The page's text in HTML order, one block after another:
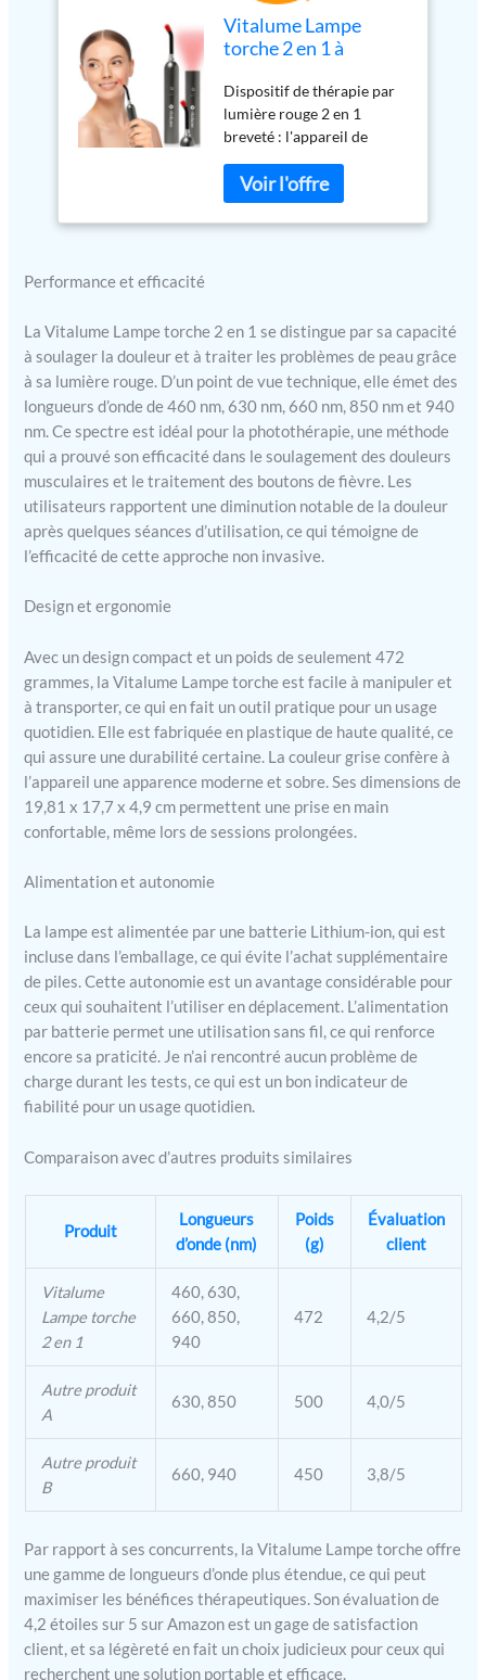
Vitalume Lampe
torche 2 en 1 à
soulager la douleur,
les boutons de fièvre
et la peau, 460 nm,
630 nm, 660 nm, 850
nm, 940 nm, portable,
pour soulager les
douleurs
Dispositif de thérapie par
lumière rouge 2 en 1
breveté : l'appareil de
infrarouge Vitalume offre
un soulagement ciblé de la
douleur, un traitement des
infrarouge (NIR) à la peau
Technologie avancée multi-
longueurs d'onde : cette
thérapie par lumière
infrarouge couvre un large
spectre de luminothérapie.
Équipée de cinq LED, la
lumière bleue de 460 nm
cible les problèmes de
surface tandis que les
Soulagement polyvalent de
la douleur : cette thérapie
par lumière rouge pour
soulager la douleur aide à
cibler les douleurs
chroniques dans les
muscles et les articulations
et la raideur dans des zones
telles que vos épaules,
pour les athlètes et les
personnes souffrant de
douleurs chroniques
Portable et rechargeable :
cette baguette de thérapie
par lumière rouge portable
est parfaite pour une
utilisation à la maison ou
en déplacement ; elle
rechargeable longue durée
minutes par charge, pour
des sessions
ininterrompues Sûr et non
thérapie par lumière non
invasive sans aucun effet
voyage zippé, des lunettes
utilisation facile en
déplacement, et un manuel
; Vitalume est fièrement
Performance et efficacité
La Vitalume Lampe torche 2 en 1 se distingue par sa capacité
à soulager la douleur et à traiter les problèmes de peau grâce
à sa lumière rouge. D’un point de vue technique, elle émet des
longueurs d’onde de 460 nm, 630 nm, 660 nm, 850 nm et 940
nm. Ce spectre est idéal pour la photothérapie, une méthode
qui a prouvé son efficacité dans le soulagement des douleurs
musculaires et le traitement des boutons de fièvre. Les
utilisateurs rapportent une diminution notable de la douleur
après quelques séances d’utilisation, ce qui témoigne de
l’efficacité de cette approche non invasive.
Design et ergonomie
Avec un design compact et un poids de seulement 472
grammes, la Vitalume Lampe torche est facile à manipuler et
à transporter, ce qui en fait un outil pratique pour un usage
quotidien. Elle est fabriquée en plastique de haute qualité, ce
qui assure une durabilité certaine. La couleur grise confère à
l’appareil une apparence moderne et sobre. Ses dimensions de
19,81 x 17,7 x 4,9 cm permettent une prise en main
confortable, même lors de sessions prolongées.
Alimentation et autonomie
La lampe est alimentée par une batterie Lithium-ion, qui est
incluse dans l’emballage, ce qui évite l’achat supplémentaire
de piles. Cette autonomie est un avantage considérable pour
ceux qui souhaitent l’utiliser en déplacement. L’alimentation
par batterie permet une utilisation sans fil, ce qui renforce
encore sa praticité. Je n’ai rencontré aucun problème de
charge durant les tests, ce qui est un bon indicateur de
fiabilité pour un usage quotidien.
Comparaison avec d’autres produits similaires
Produit
Longueurs
d’onde (nm)
Poids
(g)
Évaluation
client
Vitalume
Lampe torche
2 en 1
460, 630,
660, 850,
940
472 4,2/5
Autre produit
A
630, 850 500 4,0/5
Autre produit
B
660, 940 450 3,8/5
Par rapport à ses concurrents, la Vitalume Lampe torche offre
une gamme de longueurs d’onde plus étendue, ce qui peut
maximiser les bénéfices thérapeutiques. Son évaluation de
4,2 étoiles sur 5 sur Amazon est un gage de satisfaction
client, et sa légèreté en fait un choix judicieux pour ceux qui
recherchent une solution portable et efficace.